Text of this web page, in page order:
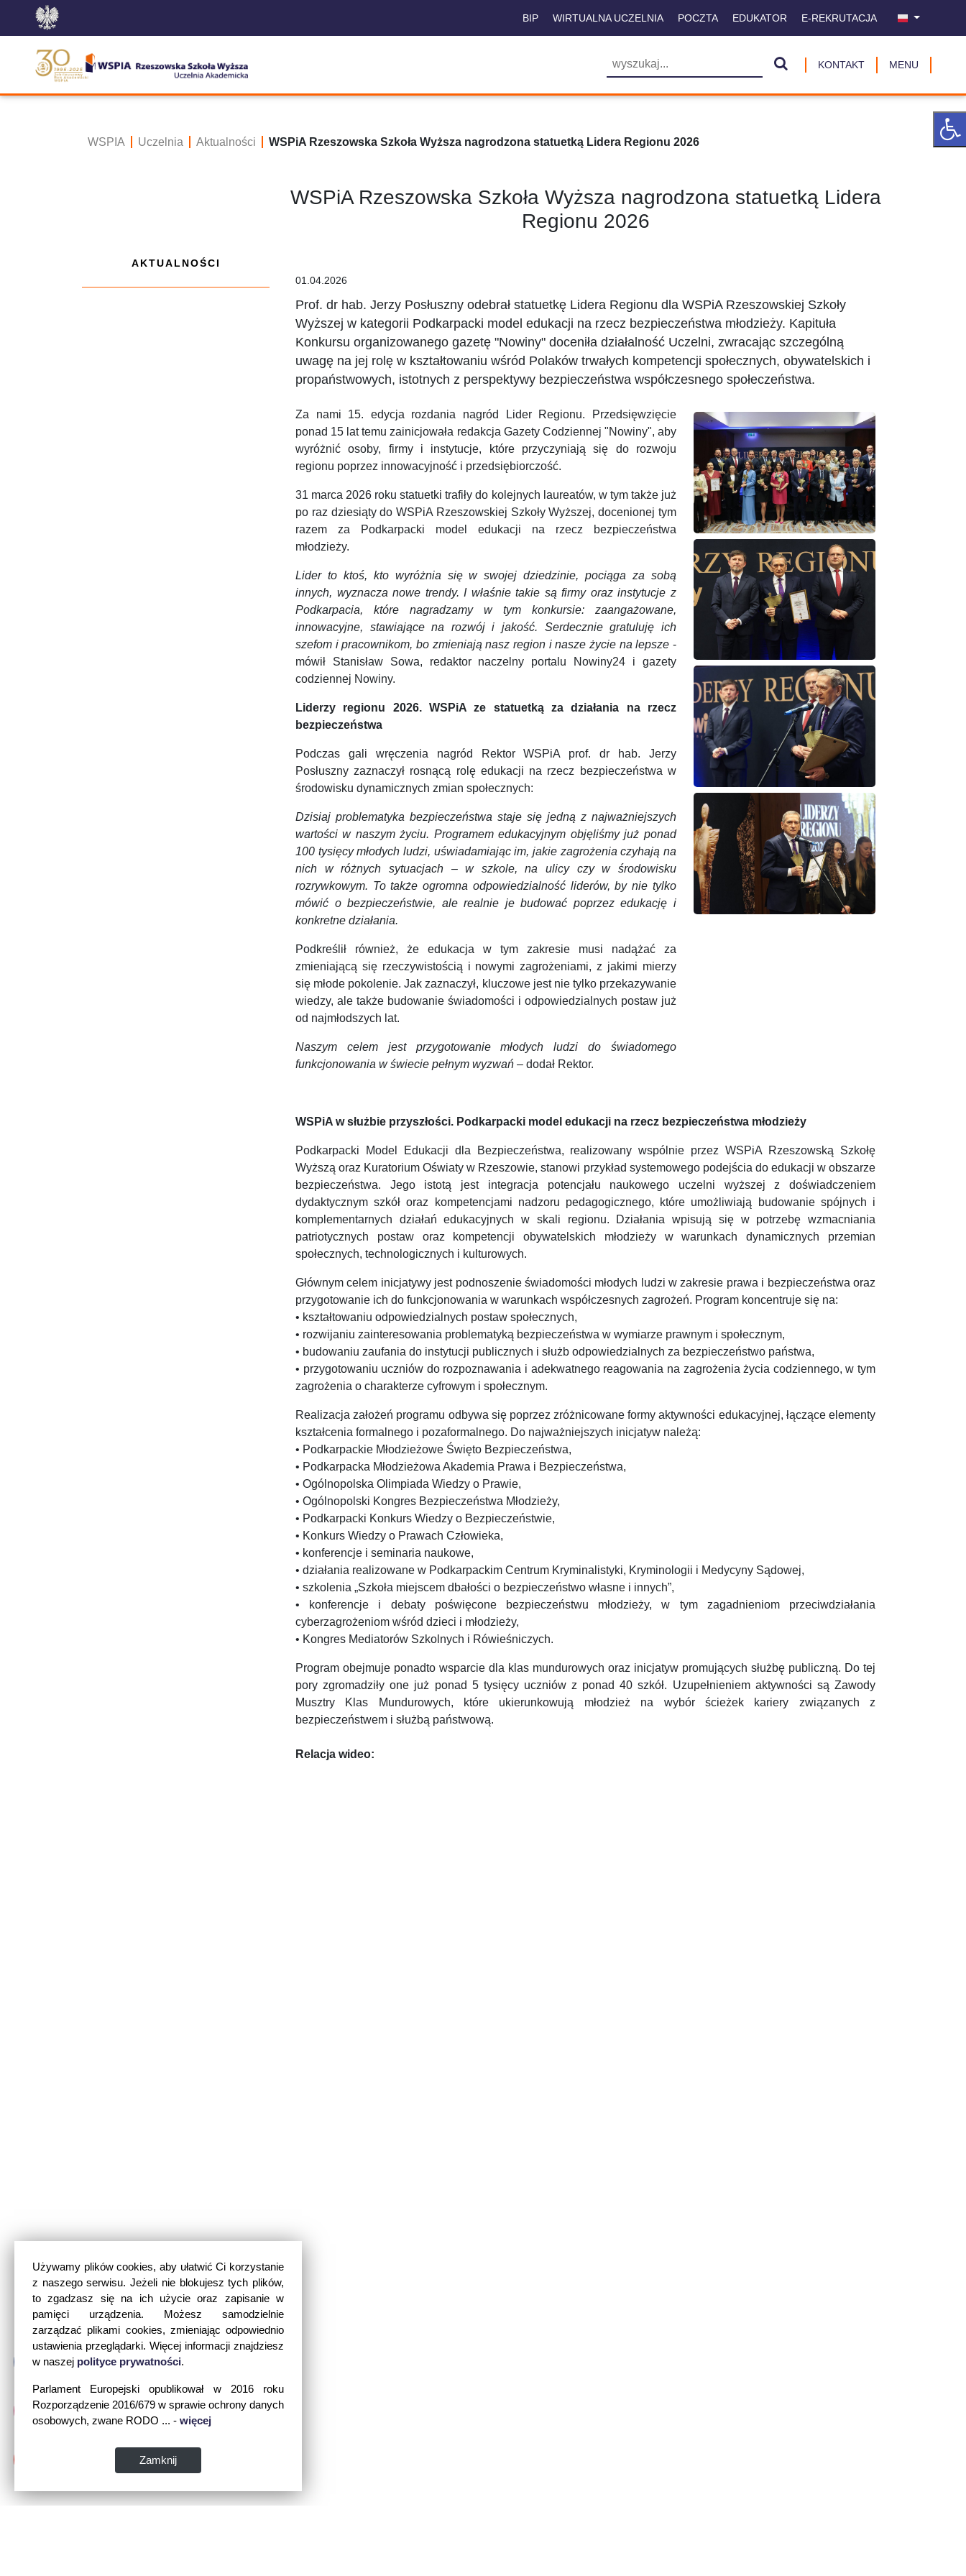
Używamy plików cookies, aby ułatwić Ci korzystanie
z naszego serwisu. Jeżeli nie blokujesz tych plików,
to zgadzasz się na ich użycie oraz zapisanie w
pamięci urządzenia. Możesz samodzielnie
zarządzać plikami cookies, zmieniając odpowiednio
ustawienia przeglądarki. Więcej informacji znajdziesz
w naszej polityce prywatności.
Parlament Europejski opublikował w 2016 roku
Rozporządzenie 2016/679 w sprawie ochrony danych
osobowych, zwane RODO ... - więcej
Zamknij
BIP WIRTUALNA UCZELNIA POCZTA EDUKATOR E-REKRUTACJA
KONTAKT MENU
WSPIA Uczelnia Aktualności WSPiA Rzeszowska Szkoła Wyższa nagrodzona statuetką Lidera Regionu 2026
AKTUALNOŚCI
WSPiA Rzeszowska Szkoła Wyższa nagrodzona statuetką Lidera
Regionu 2026
01.04.2026
Prof. dr hab. Jerzy Posłuszny odebrał statuetkę Lidera Regionu dla WSPiA Rzeszowskiej Szkoły
Wyższej w kategorii Podkarpacki model edukacji na rzecz bezpieczeństwa młodzieży. Kapituła
Konkursu organizowanego gazetę "Nowiny" doceniła działalność Uczelni, zwracając szczególną
uwagę na jej rolę w kształtowaniu wśród Polaków trwałych kompetencji społecznych, obywatelskich i
propaństwowych, istotnych z perspektywy bezpieczeństwa współczesnego społeczeństwa.
Za nami 15. edycja rozdania nagród Lider Regionu. Przedsięwzięcie
ponad 15 lat temu zainicjowała redakcja Gazety Codziennej "Nowiny", aby
wyróżnić osoby, firmy i instytucje, które przyczyniają się do rozwoju
regionu poprzez innowacyjność i przedsiębiorczość.
31 marca 2026 roku statuetki trafiły do kolejnych laureatów, w tym także już
po raz dziesiąty do WSPiA Rzeszowskiej Szkoły Wyższej, docenionej tym
razem za Podkarpacki model edukacji na rzecz bezpieczeństwa
młodzieży.
Lider to ktoś, kto wyróżnia się w swojej dziedzinie, pociąga za sobą
innych, wyznacza nowe trendy. I właśnie takie są firmy oraz instytucje z
Podkarpacia, które nagradzamy w tym konkursie: zaangażowane,
innowacyjne, stawiające na rozwój i jakość. Serdecznie gratuluję ich
szefom i pracownikom, bo zmieniają nasz region i nasze życie na lepsze -
mówił Stanisław Sowa, redaktor naczelny portalu Nowiny24 i gazety
codziennej Nowiny.
Liderzy regionu 2026. WSPiA ze statuetką za działania na rzecz
bezpieczeństwa
Podczas gali wręczenia nagród Rektor WSPiA prof. dr hab. Jerzy
Posłuszny zaznaczył rosnącą rolę edukacji na rzecz bezpieczeństwa w
środowisku dynamicznych zmian społecznych:
Dzisiaj problematyka bezpieczeństwa staje się jedną z najważniejszych
wartości w naszym życiu. Programem edukacyjnym objęliśmy już ponad
100 tysięcy młodych ludzi, uświadamiając im, jakie zagrożenia czyhają na
nich w różnych sytuacjach – w szkole, na ulicy czy w środowisku
rozrywkowym. To także ogromna odpowiedzialność liderów, by nie tylko
mówić o bezpieczeństwie, ale realnie je budować poprzez edukację i
konkretne działania.
Podkreślił również, że edukacja w tym zakresie musi nadążać za
zmieniającą się rzeczywistością i nowymi zagrożeniami, z jakimi mierzy
się młode pokolenie. Jak zaznaczył, kluczowe jest nie tylko przekazywanie
wiedzy, ale także budowanie świadomości i odpowiedzialnych postaw już
od najmłodszych lat.
Naszym celem jest przygotowanie młodych ludzi do świadomego
funkcjonowania w świecie pełnym wyzwań – dodał Rektor.
WSPiA w służbie przyszłości. Podkarpacki model edukacji na rzecz bezpieczeństwa młodzieży
Podkarpacki Model Edukacji dla Bezpieczeństwa, realizowany wspólnie przez WSPiA Rzeszowską Szkołę
Wyższą oraz Kuratorium Oświaty w Rzeszowie, stanowi przykład systemowego podejścia do edukacji w obszarze
bezpieczeństwa. Jego istotą jest integracja potencjału naukowego uczelni wyższej z doświadczeniem
dydaktycznym szkół oraz kompetencjami nadzoru pedagogicznego, które umożliwiają budowanie spójnych i
komplementarnych działań edukacyjnych w skali regionu. Działania wpisują się w potrzebę wzmacniania
patriotycznych postaw oraz kompetencji obywatelskich młodzieży w warunkach dynamicznych przemian
społecznych, technologicznych i kulturowych.
Głównym celem inicjatywy jest podnoszenie świadomości młodych ludzi w zakresie prawa i bezpieczeństwa oraz
przygotowanie ich do funkcjonowania w warunkach współczesnych zagrożeń. Program koncentruje się na:
• kształtowaniu odpowiedzialnych postaw społecznych,
• rozwijaniu zainteresowania problematyką bezpieczeństwa w wymiarze prawnym i społecznym,
• budowaniu zaufania do instytucji publicznych i służb odpowiedzialnych za bezpieczeństwo państwa,
• przygotowaniu uczniów do rozpoznawania i adekwatnego reagowania na zagrożenia życia codziennego, w tym
zagrożenia o charakterze cyfrowym i społecznym.
Realizacja założeń programu odbywa się poprzez zróżnicowane formy aktywności edukacyjnej, łączące elementy
kształcenia formalnego i pozaformalnego. Do najważniejszych inicjatyw należą:
• Podkarpackie Młodzieżowe Święto Bezpieczeństwa,
• Podkarpacka Młodzieżowa Akademia Prawa i Bezpieczeństwa,
• Ogólnopolska Olimpiada Wiedzy o Prawie,
• Ogólnopolski Kongres Bezpieczeństwa Młodzieży,
• Podkarpacki Konkurs Wiedzy o Bezpieczeństwie,
• Konkurs Wiedzy o Prawach Człowieka,
• konferencje i seminaria naukowe,
• działania realizowane w Podkarpackim Centrum Kryminalistyki, Kryminologii i Medycyny Sądowej,
• szkolenia „Szkoła miejscem dbałości o bezpieczeństwo własne i innych”,
• konferencje i debaty poświęcone bezpieczeństwu młodzieży, w tym zagadnieniom przeciwdziałania
cyberzagrożeniom wśród dzieci i młodzieży,
• Kongres Mediatorów Szkolnych i Rówieśniczych.
Program obejmuje ponadto wsparcie dla klas mundurowych oraz inicjatyw promujących służbę publiczną. Do tej
pory zgromadziły one już ponad 5 tysięcy uczniów z ponad 40 szkół. Uzupełnieniem aktywności są Zawody
Musztry Klas Mundurowych, które ukierunkowują młodzież na wybór ścieżek kariery związanych z
bezpieczeństwem i służbą państwową.
Relacja wideo: